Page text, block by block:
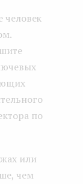
человек
по
или
чем